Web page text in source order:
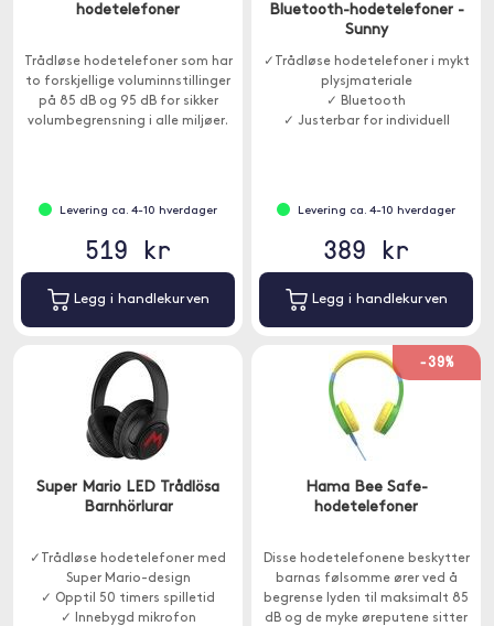
hodetelefoner
Trådløse hodetelefoner som har
to forskjellige voluminnstillinger
på 85 dB og 95 dB for sikker
volumbegrensning i alle miljøer.
Levering ca. 4-10 hverdager
519 kr
Legg i handlekurven
Bluetooth-hodetelefoner -
Sunny
✓Trådløse hodetelefoner i mykt
plysjmateriale
✓ Bluetooth
✓ Justerbar for individuell
Levering ca. 4-10 hverdager
389 kr
Legg i handlekurven
Super Mario LED Trådlösa
Barnhörlurar
✓Trådløse hodetelefoner med
Super Mario-design
✓ Opptil 50 timers spilletid
✓ Innebygd mikrofon
-39%
Hama Bee Safe-
hodetelefoner
Disse hodetelefonene beskytter
barnas følsomme ører ved å
begrense lyden til maksimalt 85
dB og de myke øreputene sitter